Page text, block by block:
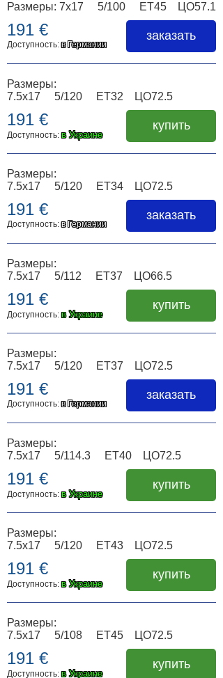
Размеры: 7x17 5/100 ET45 ЦО57.1
191 €
Доступность:в Германии
заказать
Размеры:
7.5x17 5/120 ET32 ЦО72.5
191 €
Доступность:в Украине
купить
Размеры:
7.5x17 5/120 ET34 ЦО72.5
191 €
Доступность:в Германии
заказать
Размеры:
7.5x17 5/112 ET37 ЦО66.5
191 €
Доступность:в Украине
купить
Размеры:
7.5x17 5/120 ET37 ЦО72.5
191 €
Доступность:в Германии
заказать
Размеры:
7.5x17 5/114.3 ET40 ЦО72.5
191 €
Доступность:в Украине
купить
Размеры:
7.5x17 5/120 ET43 ЦО72.5
191 €
Доступность:в Украине
купить
Размеры:
7.5x17 5/108 ET45 ЦО72.5
191 €
Доступность:в Украине
купить